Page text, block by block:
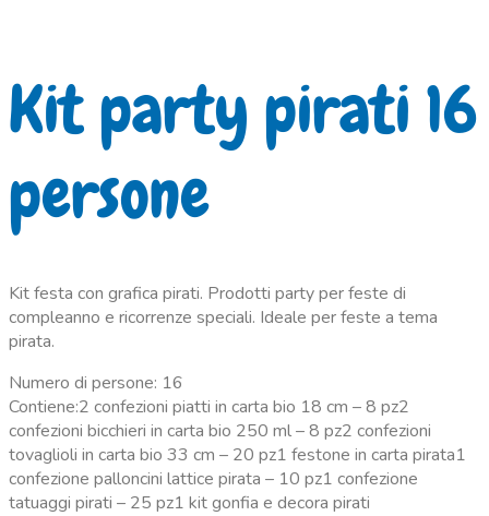
Kit party pirati 16
persone
Kit festa con grafica pirati. Prodotti party per feste di
compleanno e ricorrenze speciali. Ideale per feste a tema
pirata.
Numero di persone: 16
Contiene:2 confezioni piatti in carta bio 18 cm – 8 pz2
confezioni bicchieri in carta bio 250 ml – 8 pz2 confezioni
tovaglioli in carta bio 33 cm – 20 pz1 festone in carta pirata1
confezione palloncini lattice pirata – 10 pz1 confezione
tatuaggi pirati – 25 pz1 kit gonfia e decora pirati